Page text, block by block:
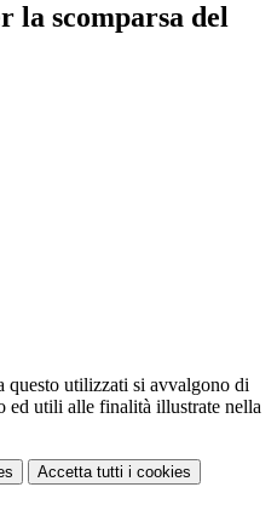
la scomparsa del
questo utilizzati si avvalgono di
ed utili alle finalità illustrate nella
Accetta tutti i cookies